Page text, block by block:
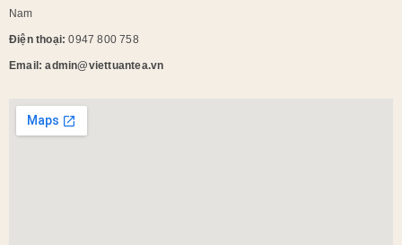
Nam
Điện thoại:0947 800 758
Email: admin@viettuantea.vn